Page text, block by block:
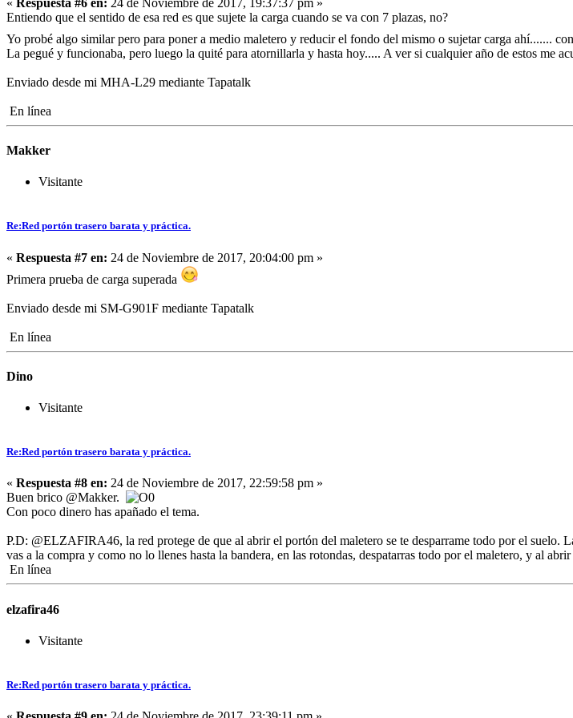
Entiendo que el sentido de esa red es que sujete la carga cuando se va con 7 plazas, no?
Yo probé algo similar pero para poner a medio maletero y reducir el fondo del mismo o sujetar carga ahí.......
La pegué y funcionaba, pero luego la quité para atornillarla y hasta hoy..... A ver si cualquier año de estos me
Enviado desde mi MHA-L29 mediante Tapatalk
En línea
Makker
Visitante
Re:Red portón trasero barata y práctica.
« Respuesta #7 en: 24 de Noviembre de 2017, 20:04:00 pm »
Primera prueba de carga superada
Enviado desde mi SM-G901F mediante Tapatalk
En línea
Dino
Visitante
Re:Red portón trasero barata y práctica.
« Respuesta #8 en: 24 de Noviembre de 2017, 22:59:58 pm »
Buen brico @Makker.
Con poco dinero has apañado el tema.
P.D: @ELZAFIRA46, la red protege de que al abrir el portón del maletero se te desparrame todo por el suelo.
vas a la compra y como no lo llenes hasta la bandera, en las rotondas, despatarras todo por el maletero, y al
En línea
elzafira46
Visitante
Re:Red portón trasero barata y práctica.